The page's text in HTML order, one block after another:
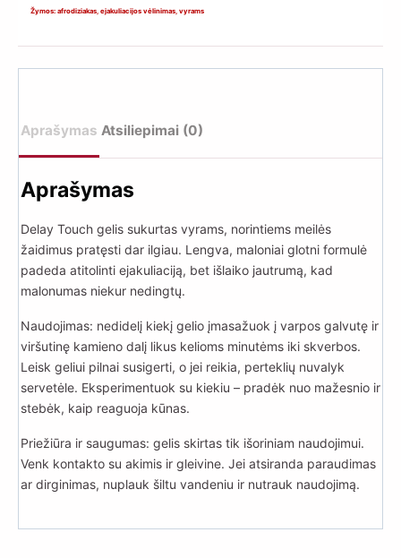
gelis
Žymos: afrodiziakas ejakuliacijos vėlinimas vyrams
Aprašymas Atsiliepimai (0)
Aprašymas
Delay Touch gelis sukurtas vyrams, norintiems meilės
žaidimus pratęsti dar ilgiau. Lengva, maloniai glotni formulė
padeda atitolinti ejakuliaciją, bet išlaiko jautrumą, kad
malonumas niekur nedingtų.
Naudojimas: nedidelį kiekį gelio įmasažuok į varpos galvutę ir
viršutinę kamieno dalį likus kelioms minutėms iki skverbos.
Leisk geliui pilnai susigerti, o jei reikia, perteklių nuvalyk
servetėle. Eksperimentuok su kiekiu – pradėk nuo mažesnio ir
stebėk, kaip reaguoja kūnas.
Priežiūra ir saugumas: gelis skirtas tik išoriniam naudojimui.
Venk kontakto su akimis ir gleivine. Jei atsiranda paraudimas
ar dirginimas, nuplauk šiltu vandeniu ir nutrauk naudojimą.